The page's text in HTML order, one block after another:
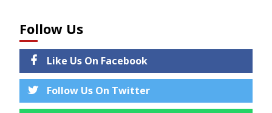
Follow Us
Like Us On Facebook
Follow Us On Twitter